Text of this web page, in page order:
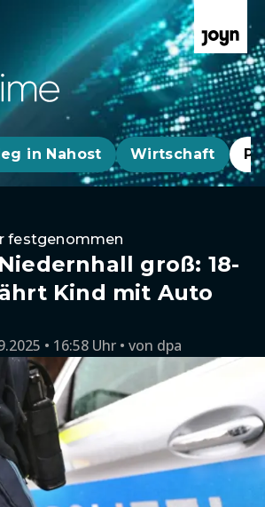
in Nahost Wirtschaft
festgenommen
groß: 18-
Kind mit Auto
• 16:58 Uhr von dpa